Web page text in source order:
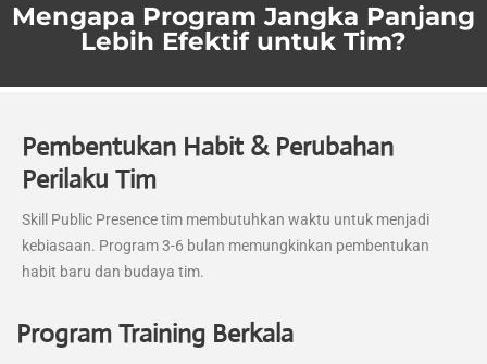
Mengapa Program Jangka Panjang
Lebih Efektif untuk Tim?
Pembentukan Habit & Perubahan
Perilaku Tim
Skill Public Presence tim membutuhkan waktu untuk menjadi
kebiasaan. Program 3-6 bulan memungkinkan pembentukan
habit baru dan budaya tim.
Program Training Berkala